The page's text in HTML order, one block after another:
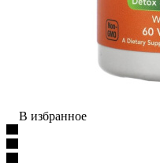
В избранное